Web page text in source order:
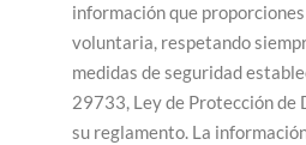
información que
voluntaria, respetando
medidas de seguridad
29733, Ley de Protección de
su reglamento. La